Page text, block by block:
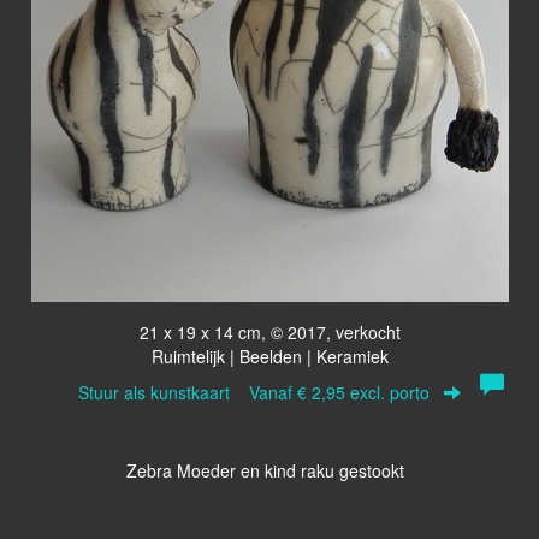
21 x 19 x 14 cm, © 2017, verkocht
Ruimtelijk | Beelden | Keramiek
Stuur als kunstkaart Vanaf € 2,95 excl. porto
Zebra Moeder en kind raku gestookt